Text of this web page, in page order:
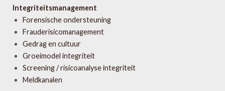
Integriteitsmanagement
Forensische ondersteuning
Frauderisicomanagement
Gedrag en cultuur
Groeimodel integriteit
Screening / risicoanalyse integriteit
Meldkanalen